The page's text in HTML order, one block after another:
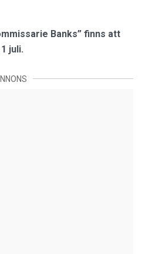
Banks” finns att
juli.